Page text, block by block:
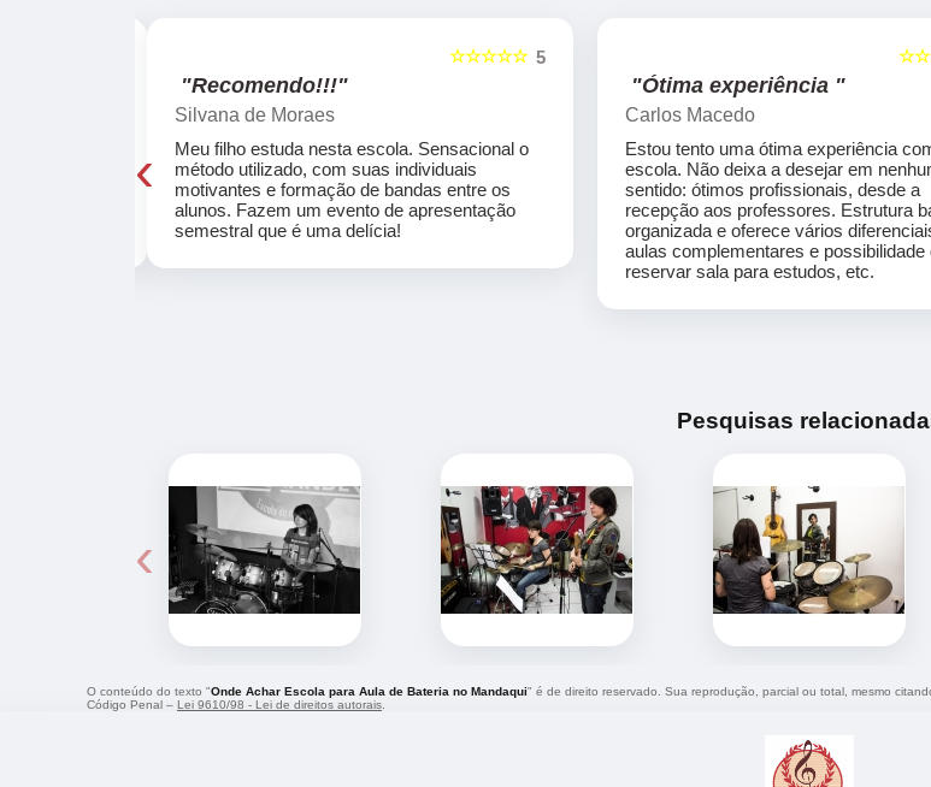
5
☆☆☆☆☆
"Recomendo!!!"
Silvana de Moraes
Meu filho estuda nesta escola. Sensacional o
método utilizado, com suas individuais
motivantes e formação de bandas entre os
alunos. Fazem um evento de apresentação
semestral que é uma delícia!
"Ótima experiência "
Carlos Macedo
Estou tento uma ótima experiência
escola. Não deixa a desejar em
sentido: ótimos profissionais, desde a
recepção aos professores. Estrutura
organizada e oferece vários
aulas complementares e possibilidade
reservar sala para estudos, etc.
‹
Pesquisas
‹
O conteúdo do texto "Onde Achar Escola para Aula de Bateria no Mandaqui" é de direito reservado. Sua reprodução, parcial ou total, mesmo
Código Penal – Lei 9610/98 - Lei de direitos autorais